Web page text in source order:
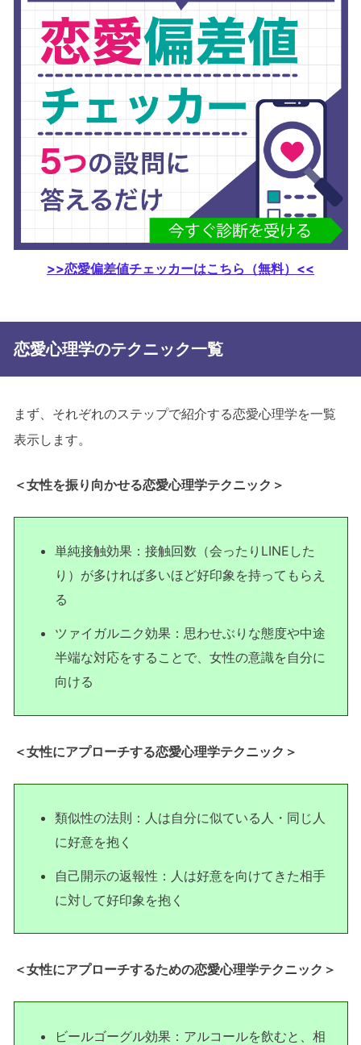
>>恋愛偏差値チェッカーはこちら（無料）<<
恋愛心理学のテクニック一覧
まず、それぞれのステップで紹介する恋愛心理学を一覧
表示します。
＜女性を振り向かせる恋愛心理学テクニック＞
単純接触効果：接触回数（会ったりLINEした
り）が多ければ多いほど好印象を持ってもらえ
る
ツァイガルニク効果：思わせぶりな態度や中途
半端な対応をすることで、女性の意識を自分に
向ける
＜女性にアプローチする恋愛心理学テクニック＞
類似性の法則：人は自分に似ている人・同じ人
に好意を抱く
自己開示の返報性：人は好意を向けてきた相手
に対して好印象を抱く
＜女性にアプローチするための恋愛心理学テクニック＞
ビールゴーグル効果：アルコールを飲むと、相